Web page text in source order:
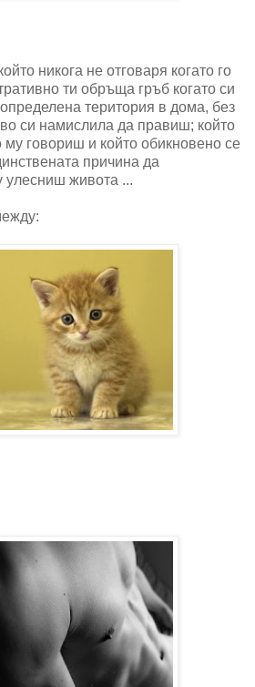
никога не отговаря когато го
ти обръща гръб когато си
територия в дома, без
си намислила да правиш; който
му говориш и който обикновено се
причина да
живота ...